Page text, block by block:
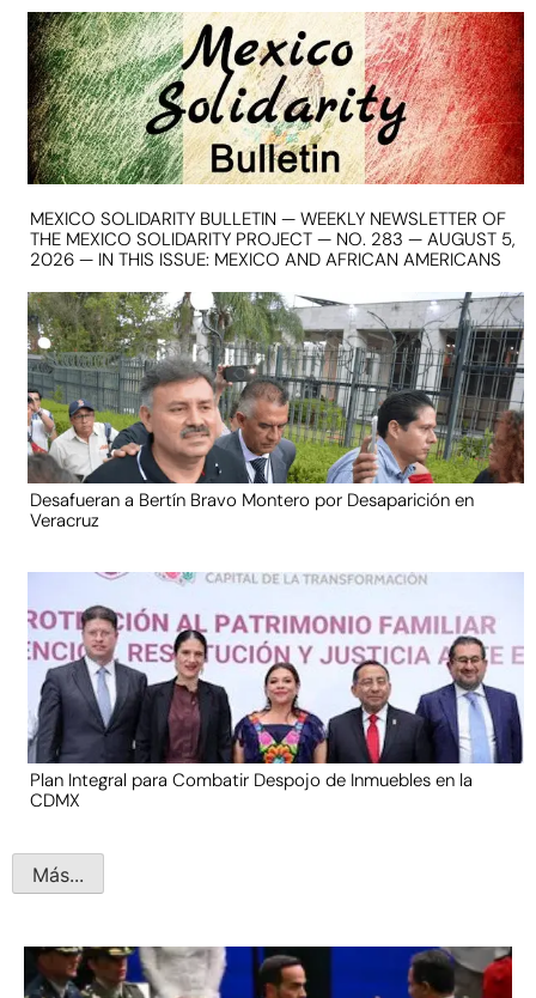
MEXICO SOLIDARITY BULLETIN — WEEKLY NEWSLETTER OF
THE MEXICO SOLIDARITY PROJECT — NO. 283 — AUGUST 5,
2026 — IN THIS ISSUE: MEXICO AND AFRICAN AMERICANS
Desafueran a Bertín Bravo Montero por Desaparición en
Veracruz
Plan Integral para Combatir Despojo de Inmuebles en la
CDMX
Más...